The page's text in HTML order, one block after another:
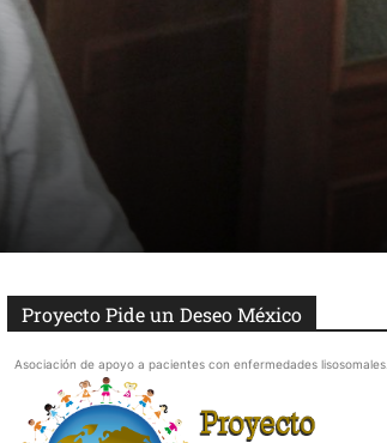
Proyecto Pide un Deseo México
Asociación de apoyo a pacientes con enfermedades lisosomales.